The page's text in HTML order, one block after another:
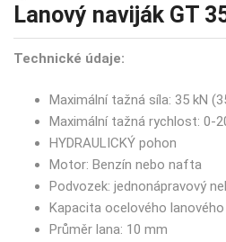
Lanový naviják GT
Technické údaje:
Maximální tažná síla: 35 kN
Maximální tažná rychlost: 0-
HYDRAULICKÝ pohon
Motor: Benzín nebo nafta
Podvozek: jednonápravový
Kapacita ocelového
Průměr lana: 10 mm